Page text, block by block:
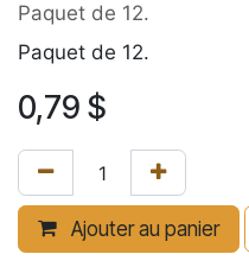
Paquet de 12.
Paquet de 12.
0,79 $
Ajouter au panier